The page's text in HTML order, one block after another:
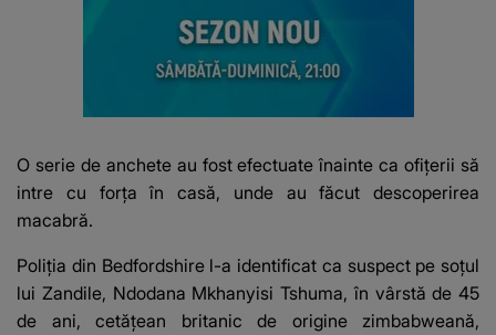
O serie de anchete au fost efectuate înainte ca ofițerii să
intre cu forța în casă, unde au făcut descoperirea
macabră.
Poliția din Bedfordshire l-a identificat ca suspect pe soțul
lui Zandile, Ndodana Mkhanyisi Tshuma, în vârstă de 45
de ani, cetățean britanic de origine zimbabweană,